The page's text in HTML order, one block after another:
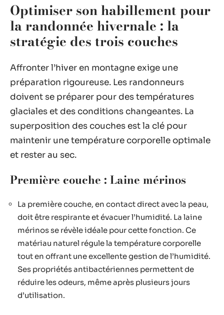
Optimiser son habillement pour
la randonnée hivernale : la
stratégie des trois couches
Affronter l’hiver en montagne exige une
préparation rigoureuse. Les randonneurs
doivent se préparer pour des températures
glaciales et des conditions changeantes. La
superposition des couches est la clé pour
maintenir une température corporelle optimale
et rester au sec.
Première couche : Laine mérinos
La première couche, en contact direct avec la peau,
doit être respirante et évacuer l’humidité. La laine
mérinos se révèle idéale pour cette fonction. Ce
matériau naturel régule la température corporelle
tout en offrant une excellente gestion de l’humidité.
Ses propriétés antibactériennes permettent de
réduire les odeurs, même après plusieurs jours
d’utilisation.